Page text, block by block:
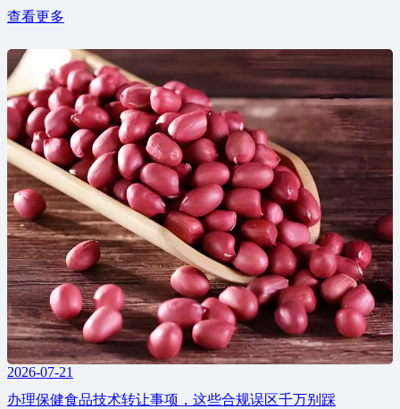
查看更多
2026-07-21
办理保健食品技术转让事项，这些合规误区千万别踩